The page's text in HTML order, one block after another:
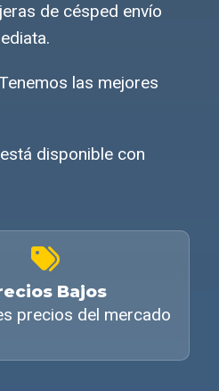
de césped envío
las mejores
disponible con
Bajos
precios del mercado